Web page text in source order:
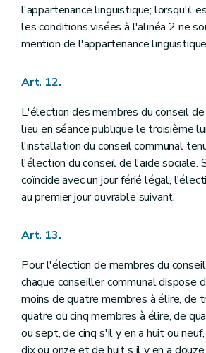
l'appartenance linguistique; lorsqu'il
les conditions visées à l'alinéa 2 ne
mention de l'appartenance
Art. 12.
L'élection des membres du conseil
lieu en séance publique le troisième
l'installation du conseil communal
l'élection du conseil de l'aide sociale.
coïncide avec un jour férié légal,
au premier jour ouvrable suivant.
Art. 13.
Pour l'élection de membres du
chaque conseiller communal dispose
moins de quatre membres à élire, de
quatre ou cinq membres à élire, de
ou sept, de cinq s'il y en a huit ou